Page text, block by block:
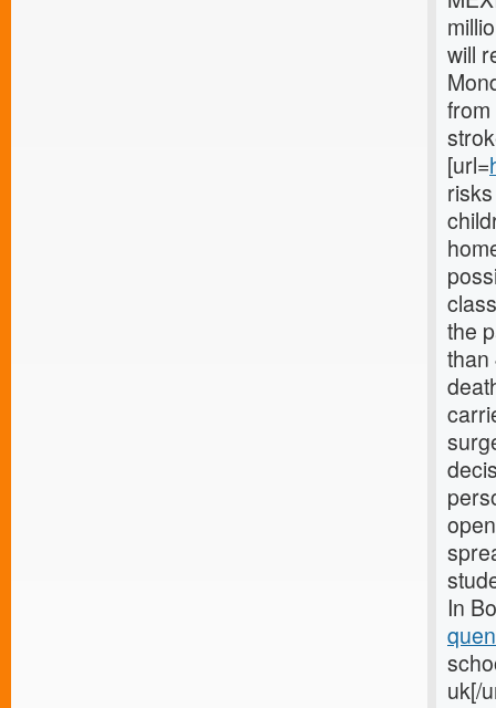
will
[url=
the
than
In
uk[/